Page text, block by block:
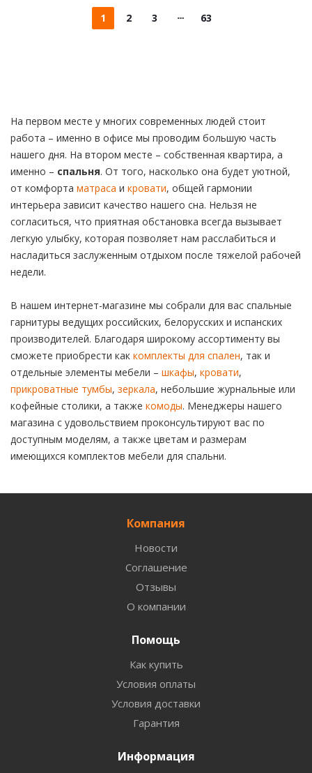
1 2 3 63
На первом месте у многих современных людей стоит
работа – именно в офисе мы проводим большую часть
нашего дня. На втором месте – собственная квартира, а
именно – спальня. От того, насколько она будет уютной,
от комфорта матраса и кровати, общей гармонии
интерьера зависит качество нашего сна. Нельзя не
согласиться, что приятная обстановка всегда вызывает
легкую улыбку, которая позволяет нам расслабиться и
насладиться заслуженным отдыхом после тяжелой рабочей
недели.
В нашем интернет-магазине мы собрали для вас спальные
гарнитуры ведущих российских, белорусских и испанских
производителей. Благодаря широкому ассортименту вы
сможете приобрести как комплекты для спален, так и
отдельные элементы мебели – шкафы, кровати,
прикроватные тумбы, зеркала, небольшие журнальные или
кофейные столики, а также комоды. Менеджеры нашего
магазина с удовольствием проконсультируют вас по
доступным моделям, а также цветам и размерам
имеющихся комплектов мебели для спальни.
Компания
Новости
Соглашение
Отзывы
О компании
Помощь
Как купить
Условия оплаты
Условия доставки
Гарантия
Информация